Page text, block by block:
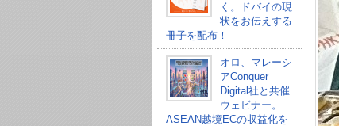
く。ドバイの現
状をお伝えする
冊子を配布！
オロ、マレーシ
アConquer
Digital社と共催
ウェビナー。
ASEAN越境ECの収益化を